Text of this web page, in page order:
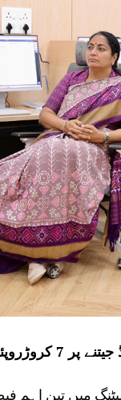
کا اعلان
میں تین اہم